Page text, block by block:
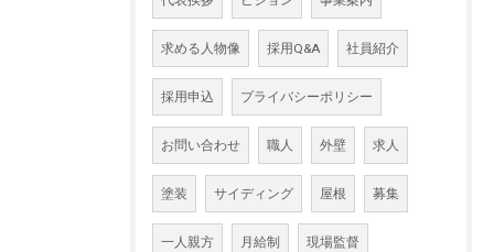
求める人物像 採用Q&A 社員紹介
採用申込 プライバシーポリシー
お問い合わせ 職人 外壁 求人
塗装 サイディング 屋根 募集
一人親方 月給制 現場監督